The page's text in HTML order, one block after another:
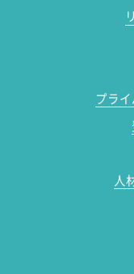
プラ
人